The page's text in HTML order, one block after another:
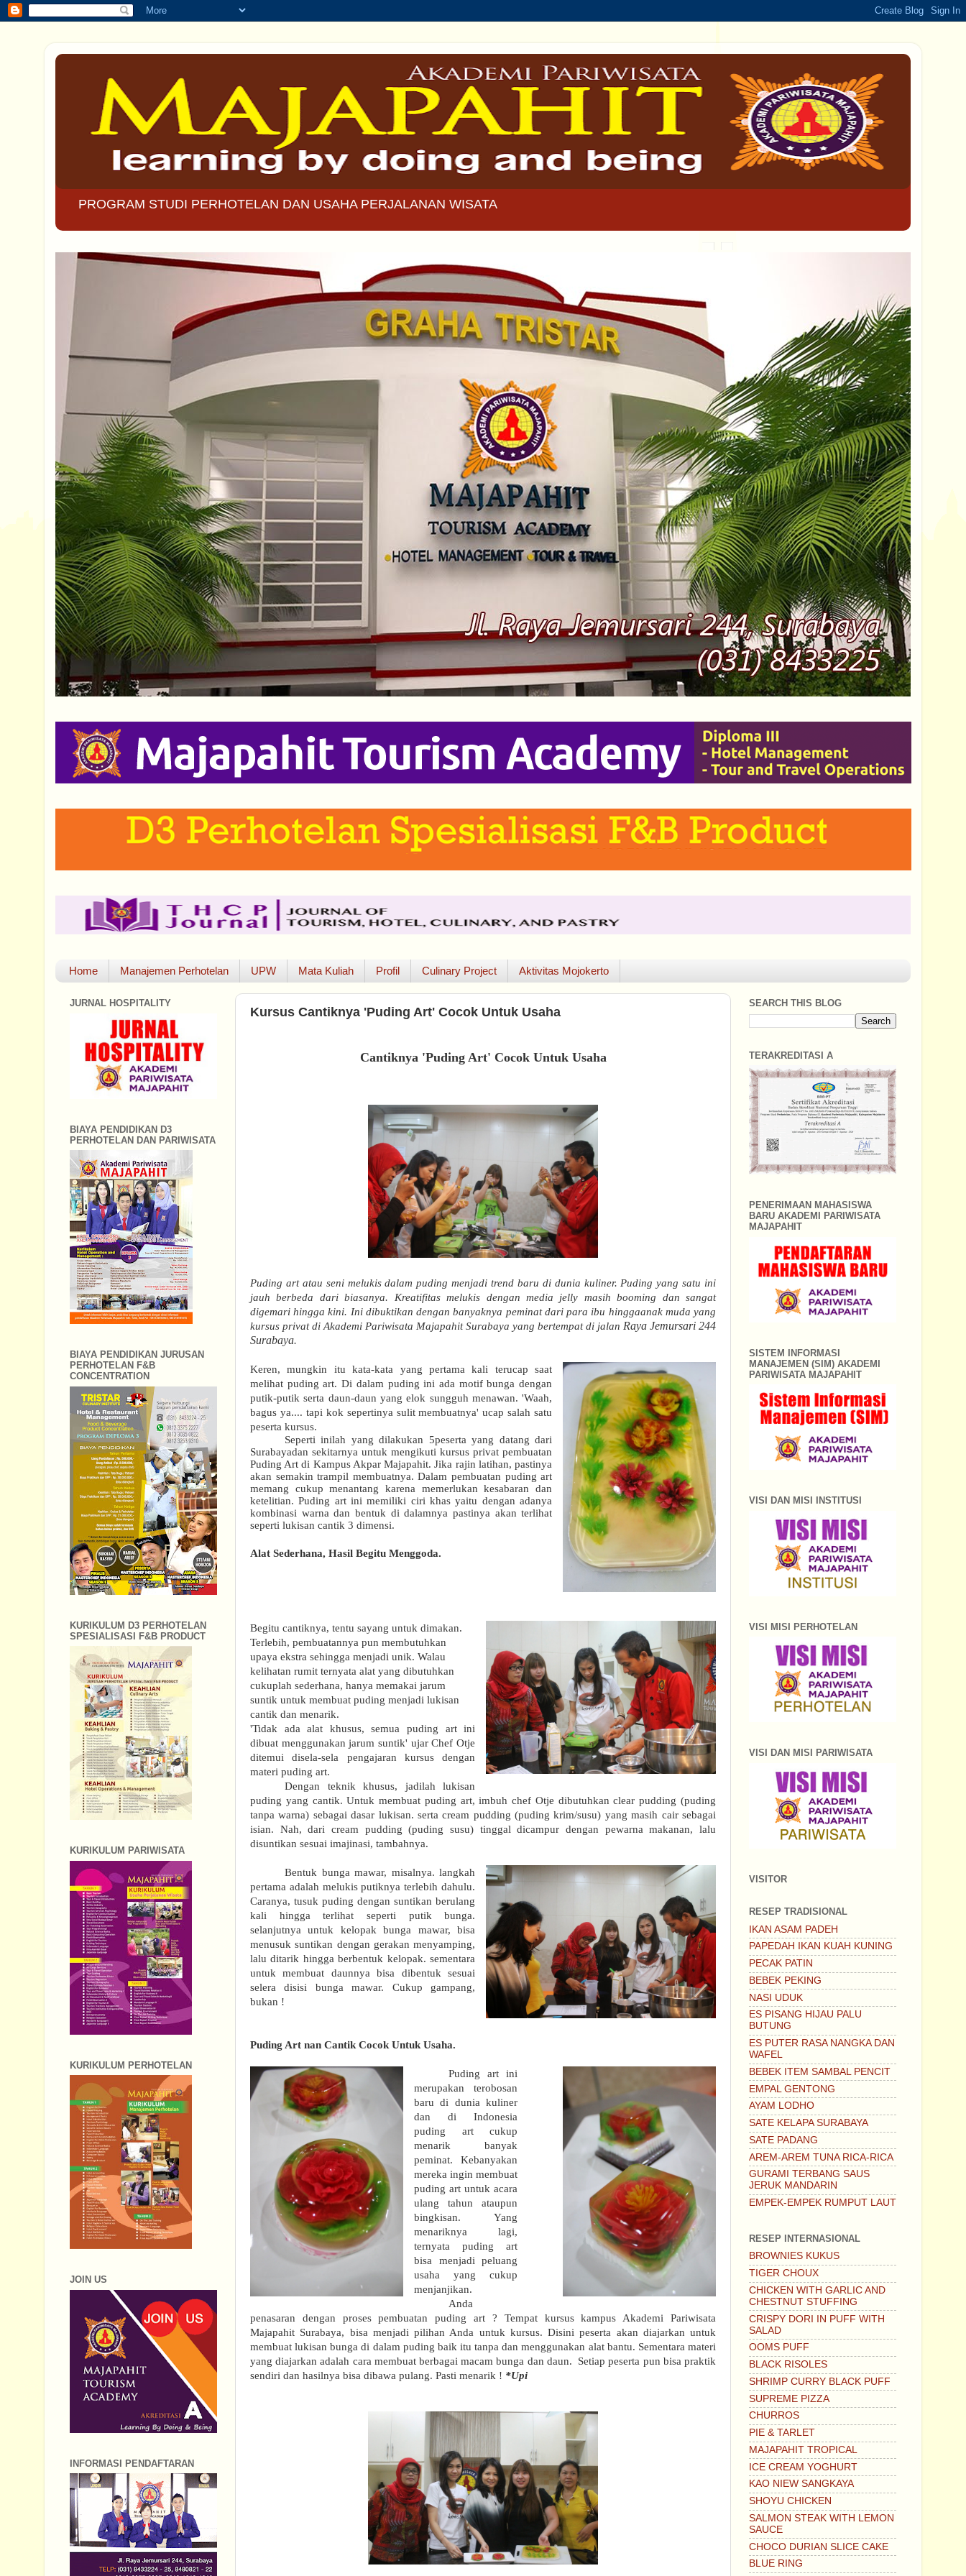
PROGRAM STUDI PERHOTELAN DAN USAHA PERJALANAN WISATA
Home Manajemen Perhotelan UPW Mata Kuliah Profil Culinary Project Aktivitas Mojokerto
Kursus Cantiknya 'Puding Art' Cocok Untuk Usaha
Cantiknya 'Puding Art' Cocok Untuk Usaha
Puding art atau seni melukis dalam puding menjadi trend baru di dunia kuliner. Puding yang satu ini
jauh berbeda dari biasanya. Kreatifitas melukis dengan media jelly masihbooming dan sangat
digemari hingga kini. Ini dibuktikan dengan banyaknya peminat dari para ibu hinggaanak muda yang
kursus privat di Akademi Pariwisata Majapahit Surabaya yang bertempat di jalan Raya Jemursari 244
Surabaya.
Keren, mungkin itu kata-kata yang pertama kali terucap saat
melihat pudingart. Di dalam puding ini ada motif bunga dengan
putik-putik serta daun-daun yang elok sungguh menawan. 'Waah,
bagus ya.... tapi kok sepertinya sulit membuatnya' ucap salah satu
peserta kursus.
Sepertiinilah yang dilakukan 5peserta yang datang dari
Surabayadansekitarnya untuk mengikuti kursus privat pembuatan
Puding Art di Kampus Akpar Majapahit.Jika rajin latihan, pastinya
akan semakin trampil membuatnya. Dalam pembuatan puding art
memang cukup menantang karena memerlukan kesabaran dan
ketelitian. Puding artinimemiliki ciri khas yaitu dengan adanya
kombinasi warna dan bentuk di dalamnya pastinya akan terlihat
seperti lukisan cantik 3 dimensi.
Alat Sederhana, Hasil Begitu Menggoda.
Begitu cantiknya, tentu sayang untuk dimakan.
Terlebih, pembuatannya pun membutuhkan
upaya ekstra sehingga menjadi unik. Walau
kelihatan rumit ternyata alat yang dibutuhkan
cukuplah sederhana, hanya memakai jarum
suntik untuk membuat puding menjadi lukisan
cantik dan menarik.
'Tidak ada alat khusus, semua puding art ini
dibuat menggunakan jarum suntik' ujar Chef Otje
ditemui disela-sela pengajaran kursus dengan
materi puding art.
Dengan teknik khusus, jadilah lukisan
puding yang cantik. Untuk membuat puding art, imbuh chef Otje dibutuhkan clear pudding (puding
tanpa warna) sebagai dasar lukisan. serta cream pudding (puding krim/susu) yang masih cair sebagai
isian.
Nah, dari cream pudding (puding susu) tinggal dicampur dengan pewarna makanan, lalu
disuntikan sesuai imajinasi, tambahnya.
Bentuk bunga mawar, misalnya. langkah
pertama adalah melukis putiknya terlebih dahulu.
Caranya, tusuk puding dengan suntikan berulang
kali hingga terlihat seperti putik bunga.
selanjutnya untuk kelopak bunga mawar, bisa
menusuk suntikan dengan gerakan menyamping,
lalu ditarik hingga berbentuk kelopak. sementara
untuk membuat daunnya bisa dibentuk sesuai
selera disisi bunga mawar. Cukup gampang,
bukan !
Puding Art nan Cantik Cocok Untuk Usaha.
Puding art ini
merupakan terobosan
baru di dunia kuliner
dan di Indonesia
puding art cukup
menarik banyak
peminat. Kebanyakan
mereka ingin membuat
puding art untuk acara
ulang tahun ataupun
bingkisan. Yang
menariknya lagi,
ternyata puding art
bisa menjadi peluang
usaha yang cukup
menjanjikan.
Anda
penasaran dengan proses pembuatan puding art ? Tempat kursus kampus Akademi Pariwisata
Majapahit Surabaya, bisa menjadi pilihan Anda untuk kursus. Disini peserta akan diajarkan untuk
membuat lukisan bunga di dalam puding baik itu tanpa dan menggunakan alat bantu. Sementara materi
yang diajarkan adalah cara membuat berbagai macam bunga dan daun.
Setiap peserta pun bisa praktik
sendiri dan hasilnya bisa dibawa pulang. Pasti menarik ! *Upi
JURNAL HOSPITALITY
BIAYA PENDIDIKAN D3
PERHOTELAN DAN PARIWISATA
BIAYA PENDIDIKAN JURUSAN
PERHOTELAN F&B
CONCENTRATION
KURIKULUM D3 PERHOTELAN
SPESIALISASI F&B PRODUCT
KURIKULUM PARIWISATA
KURIKULUM PERHOTELAN
JOIN US
INFORMASI PENDAFTARAN
SEARCH THIS BLOG
TERAKREDITASI A
PENERIMAAN MAHASISWA
BARU AKADEMI PARIWISATA
MAJAPAHIT
SISTEM INFORMASI
MANAJEMEN (SIM) AKADEMI
PARIWISATA MAJAPAHIT
VISI DAN MISI INSTITUSI
VISI MISI PERHOTELAN
VISI DAN MISI PARIWISATA
VISITOR
RESEP TRADISIONAL
IKAN ASAM PADEH
PAPEDAH IKAN KUAH KUNING
PECAK PATIN
BEBEK PEKING
NASI UDUK
ES PISANG HIJAU PALU
BUTUNG
ES PUTER RASA NANGKA DAN
WAFEL
BEBEK ITEM SAMBAL PENCIT
EMPAL GENTONG
AYAM LODHO
SATE KELAPA SURABAYA
SATE PADANG
AREM-AREM TUNA RICA-RICA
GURAMI TERBANG SAUS
JERUK MANDARIN
EMPEK-EMPEK RUMPUT LAUT
RESEP INTERNASIONAL
BROWNIES KUKUS
TIGER CHOUX
CHICKEN WITH GARLIC AND
CHESTNUT STUFFING
CRISPY DORI IN PUFF WITH
SALAD
OOMS PUFF
BLACK RISOLES
SHRIMP CURRY BLACK PUFF
SUPREME PIZZA
CHURROS
PIE & TARLET
MAJAPAHIT TROPICAL
ICE CREAM YOGHURT
KAO NIEW SANGKAYA
SHOYU CHICKEN
SALMON STEAK WITH LEMON
SAUCE
CHOCO DURIAN SLICE CAKE
BLUE RING